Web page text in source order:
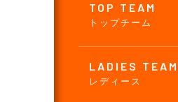
TOP TEAM
トップチーム
LADIES TEAM
レディース